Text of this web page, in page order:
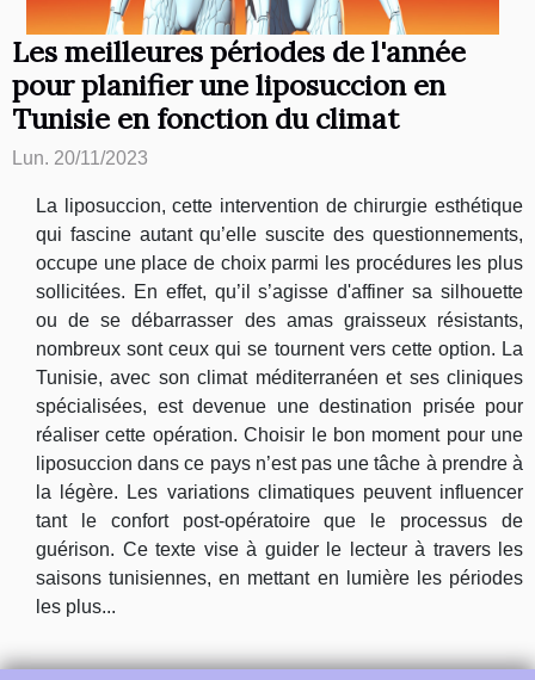
Les meilleures périodes de l'année
pour planifier une liposuccion en
Tunisie en fonction du climat
Lun. 20/11/2023
La liposuccion, cette intervention de chirurgie esthétique
qui fascine autant qu’elle suscite des questionnements,
occupe une place de choix parmi les procédures les plus
sollicitées. En effet, qu’il s’agisse d'affiner sa silhouette
ou de se débarrasser des amas graisseux résistants,
nombreux sont ceux qui se tournent vers cette option. La
Tunisie, avec son climat méditerranéen et ses cliniques
spécialisées, est devenue une destination prisée pour
réaliser cette opération. Choisir le bon moment pour une
liposuccion dans ce pays n’est pas une tâche à prendre à
la légère. Les variations climatiques peuvent influencer
tant le confort post-opératoire que le processus de
guérison. Ce texte vise à guider le lecteur à travers les
saisons tunisiennes, en mettant en lumière les périodes
les plus...